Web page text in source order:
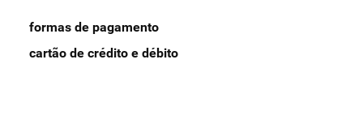
formas de pagamento
cartão de crédito e débito